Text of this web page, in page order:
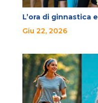
L’ora di ginnastica
Giu 22, 2026